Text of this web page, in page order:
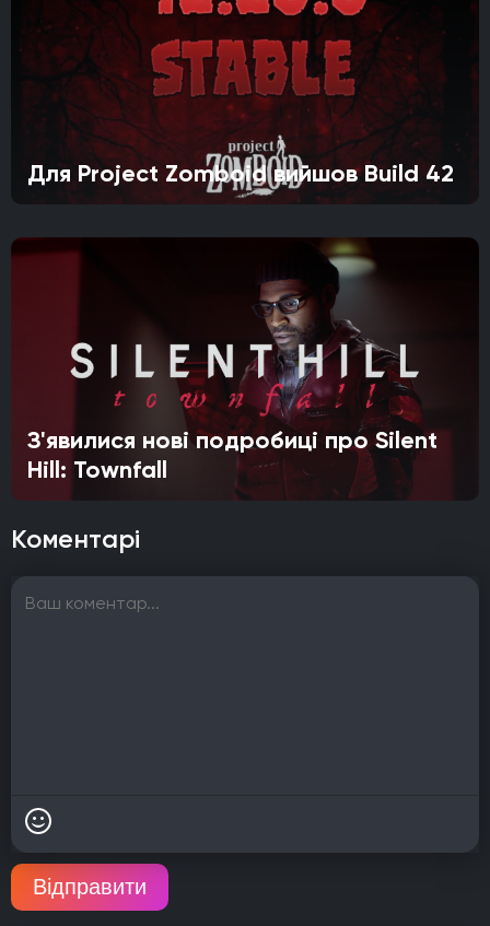
Для Project Zomboid вийшов Build 42
З'явилися нові подробиці про Silent
Hill: Townfall
Коментарі
Відправити